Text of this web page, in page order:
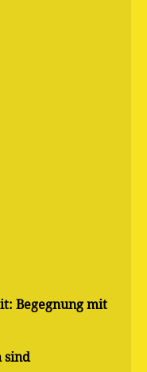
Begegnung mit
sind